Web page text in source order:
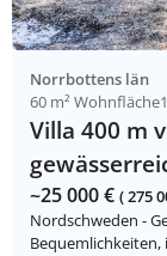
Norrbottens län
60 m² Wohnfläche
Villa 400 m
~25 000 € ( 275
Nordschweden -